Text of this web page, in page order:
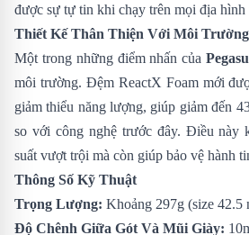
được sự tự tin khi chạy trên mọi địa
Thiết Kế Thân Thiện Với Môi Trường
Một trong những điểm nhấn của
môi trường. Đệm ReactX Foam mới
giảm thiểu năng lượng, giúp giảm đến
so với công nghệ trước đây. Điều này
suất vượt trội mà còn giúp bảo vệ hành
Thông Số Kỹ Thuật
Trọng Lượng: Khoảng 297g (size 42.5
Độ Chênh Giữa Gót Và Mũi Giày: